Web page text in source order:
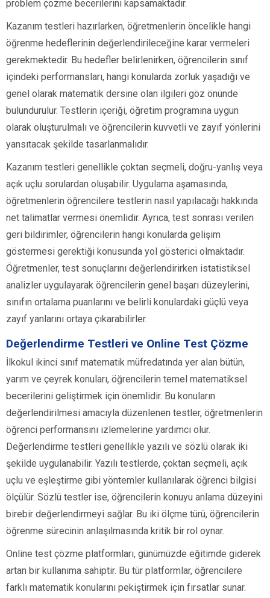
problem çözme becerilerini kapsamaktadır.
Kazanım testleri hazırlarken, öğretmenlerin öncelikle hangi
öğrenme hedeflerinin değerlendirileceğine karar vermeleri
gerekmektedir. Bu hedefler belirlenirken, öğrencilerin sınıf
içindeki performansları, hangi konularda zorluk yaşadığı ve
genel olarak matematik dersine olan ilgileri göz önünde
bulundurulur. Testlerin içeriği, öğretim programına uygun
olarak oluşturulmalı ve öğrencilerin kuvvetli ve zayıf yönlerini
yansıtacak şekilde tasarlanmalıdır.
Kazanım testleri genellikle çoktan seçmeli, doğru-yanlış veya
açık uçlu sorulardan oluşabilir. Uygulama aşamasında,
öğretmenlerin öğrencilere testlerin nasıl yapılacağı hakkında
net talimatlar vermesi önemlidir. Ayrıca, test sonrası verilen
geri bildirimler, öğrencilerin hangi konularda gelişim
göstermesi gerektiği konusunda yol gösterici olmaktadır.
Öğretmenler, test sonuçlarını değerlendirirken istatistiksel
analizler uygulayarak öğrencilerin genel başarı düzeylerini,
sınıfın ortalama puanlarını ve belirli konulardaki güçlü veya
zayıf yanlarını ortaya çıkarabilirler.
Değerlendirme Testleri ve Online Test Çözme
İlkokul ikinci sınıf matematik müfredatında yer alan bütün,
yarım ve çeyrek konuları, öğrencilerin temel matematiksel
becerilerini geliştirmek için önemlidir. Bu konuların
değerlendirilmesi amacıyla düzenlenen testler, öğretmenlerin
öğrenci performansını izlemelerine yardımcı olur.
Değerlendirme testleri genellikle yazılı ve sözlü olarak iki
şekilde uygulanabilir. Yazılı testlerde, çoktan seçmeli, açık
uçlu ve eşleştirme gibi yöntemler kullanılarak öğrenci bilgisi
ölçülür. Sözlü testler ise, öğrencilerin konuyu anlama düzeyini
birebir değerlendirmeyi sağlar. Bu iki ölçme türü, öğrencilerin
öğrenme sürecinin anlaşılmasında kritik bir rol oynar.
Online test çözme platformları, günümüzde eğitimde giderek
artan bir kullanıma sahiptir. Bu tür platformlar, öğrencilere
farklı matematik konularını pekiştirmek için fırsatlar sunar.